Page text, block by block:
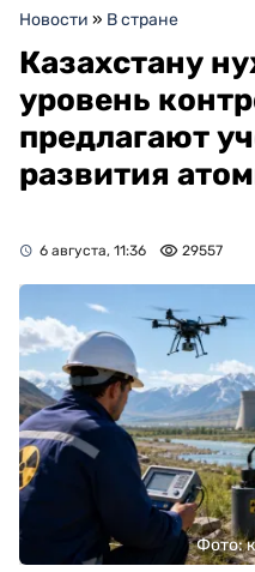
Новости » В стране
Казахстану
уровень
предлагают
развития
6 августа, 11:36 29557
Фото: